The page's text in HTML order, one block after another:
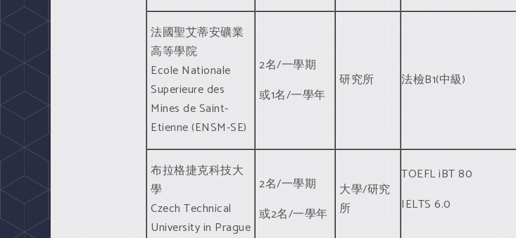
法國聖艾蒂安礦業
高等學院
Ecole Nationale
Superieure des
Mines de Saint-
Etienne (ENSM-SE)
2名/一學期
或1名/一學年
研究所 法檢B1(中級)
布拉格捷克科技大
學
Czech Technical
University in Prague
2名/一學期
或2名/一學年
大學/研究
所
TOEFL iBT 80
IELTS 6.0